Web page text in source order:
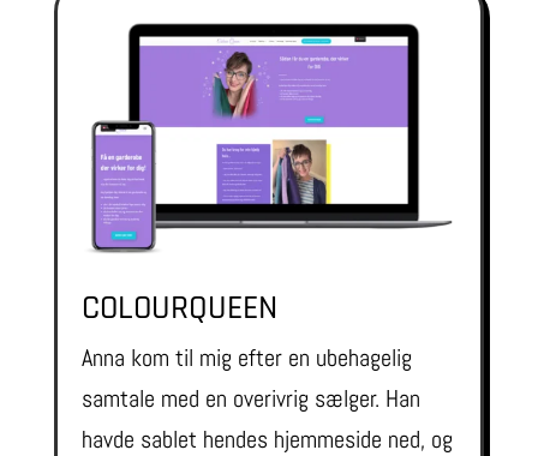
COLOURQUEEN
Anna kom til mig efter en ubehagelig
samtale med en overivrig sælger. Han
havde sablet hendes hjemmeside ned, og